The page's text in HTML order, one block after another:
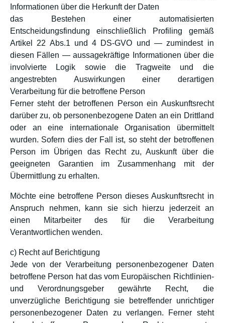
Informationen über die Herkunft der Daten
das Bestehen einer automatisierten
Entscheidungsfindung einschließlich Profiling gemäß
Artikel 22 Abs.1 und 4 DS-GVO und — zumindest in
diesen Fällen — aussagekräftige Informationen über die
involvierte Logik sowie die Tragweite und die
angestrebten Auswirkungen einer derartigen
Verarbeitung für die betroffene Person
Ferner steht der betroffenen Person ein Auskunftsrecht
darüber zu, ob personenbezogene Daten an ein Drittland
oder an eine internationale Organisation übermittelt
wurden. Sofern dies der Fall ist, so steht der betroffenen
Person im Übrigen das Recht zu, Auskunft über die
geeigneten Garantien im Zusammenhang mit der
Übermittlung zu erhalten.
Möchte eine betroffene Person dieses Auskunftsrecht in
Anspruch nehmen, kann sie sich hierzu jederzeit an
einen Mitarbeiter des für die Verarbeitung
Verantwortlichen wenden.
c) Recht auf Berichtigung
Jede von der Verarbeitung personenbezogener Daten
betroffene Person hat das vom Europäischen Richtlinien-
und Verordnungsgeber gewährte Recht, die
unverzügliche Berichtigung sie betreffender unrichtiger
personenbezogener Daten zu verlangen. Ferner steht